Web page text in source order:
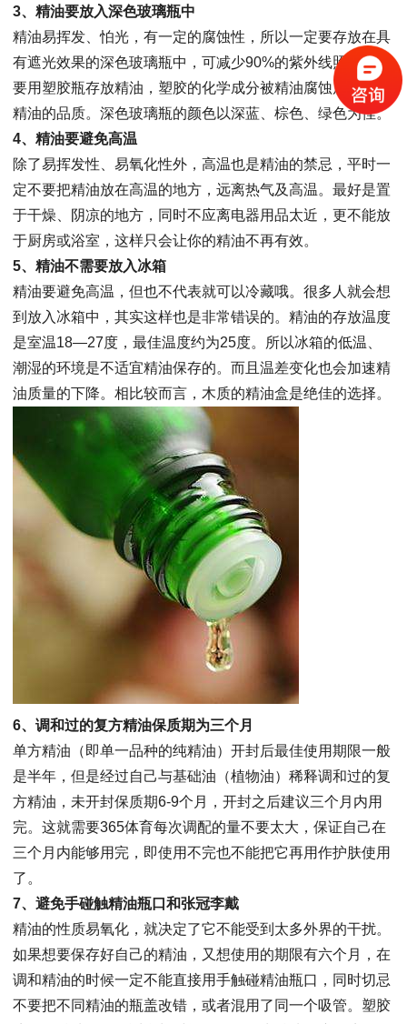
3、精油要放入深色玻璃瓶中
精油易挥发、怕光，有一定的腐蚀性，所以一定要存放在具
有遮光效果的深色玻璃瓶中，可减少90%的紫外线照射。不
要用塑胶瓶存放精油，塑胶的化学成分被精油腐蚀后会破坏
精油的品质。深色玻璃瓶的颜色以深蓝、棕色、绿色为佳。
4、精油要避免高温
除了易挥发性、易氧化性外，高温也是精油的禁忌，平时一
定不要把精油放在高温的地方，远离热气及高温。最好是置
于干燥、阴凉的地方，同时不应离电器用品太近，更不能放
于厨房或浴室，这样只会让你的精油不再有效。
5、精油不需要放入冰箱
精油要避免高温，但也不代表就可以冷藏哦。很多人就会想
到放入冰箱中，其实这样也是非常错误的。精油的存放温度
是室温18—27度，最佳温度约为25度。所以冰箱的低温、
潮湿的环境是不适宜精油保存的。而且温差变化也会加速精
油质量的下降。相比较而言，木质的精油盒是绝佳的选择。
6、调和过的复方精油保质期为三个月
单方精油（即单一品种的纯精油）开封后最佳使用期限一般
是半年，但是经过自己与基础油（植物油）稀释调和过的复
方精油，未开封保质期6-9个月，开封之后建议三个月内用
完。这就需要365体育每次调配的量不要太大，保证自己在
三个月内能够用完，即使用不完也不能把它再用作护肤使用
了。
7、避免手碰触精油瓶口和张冠李戴
精油的性质易氧化，就决定了它不能受到太多外界的干扰。
如果想要保存好自己的精油，又想使用的期限有六个月，在
调和精油的时候一定不能直接用手触碰精油瓶口，同时切忌
不要把不同精油的瓶盖改错，或者混用了同一个吸管。塑胶